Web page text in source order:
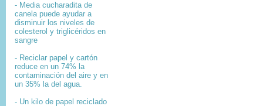
- Media cucharadita de
canela puede ayudar a
disminuir los niveles de
colesterol y triglicéridos en
sangre
- Reciclar papel y cartón
reduce en un 74% la
contaminación del aire y en
un 35% la del agua.
- Un kilo de papel reciclado